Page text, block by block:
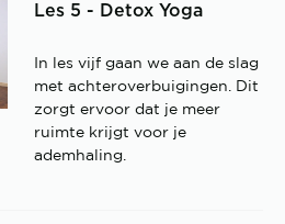
Les 5 - Detox Yoga
In les vijf gaan we aan de slag
met achteroverbuigingen. Dit
zorgt ervoor dat je meer
ruimte krijgt voor je
ademhaling.